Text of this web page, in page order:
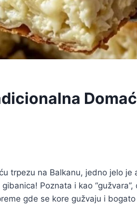
trpezu na Balkanu, jedno jelo je
Poznata i kao “gužvara”,
gde se kore gužvaju i